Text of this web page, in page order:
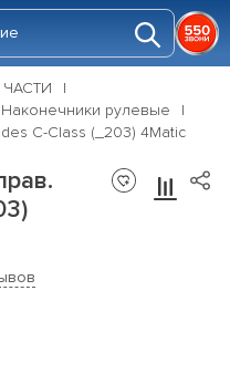
Наконечники рулевые
C-Class (_203) 4Matic